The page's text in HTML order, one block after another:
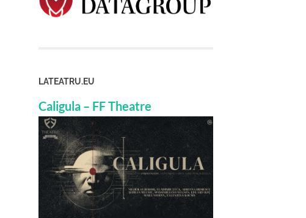
LATEATRU.EU
Caligula – FF Theatre